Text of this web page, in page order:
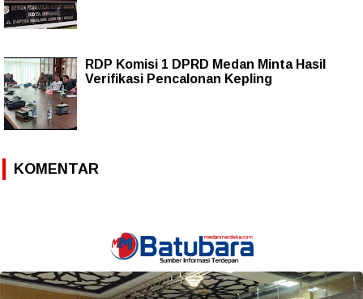
RDP Komisi 1 DPRD Medan Minta Hasil
Verifikasi Pencalonan Kepling
KOMENTAR